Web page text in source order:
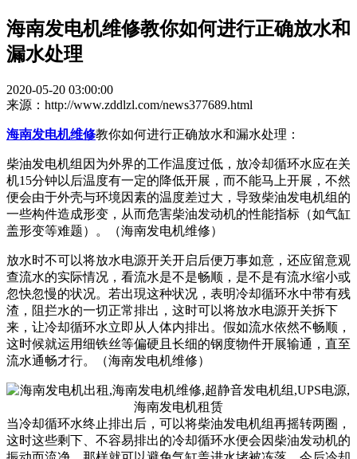
海南发电机维修教你如何进行正确放水和
漏水处理
2020-05-20 03:00:00
来源：http://www.zddlzl.com/news377689.html
海南发电机维修教你如何进行正确放水和漏水处理：
柴油发电机组因为外界的工作温度过低，放冷却循环水应在关
机15分钟以后温度有一定的降低开展，而不能马上开展，不然
便会由于外壳与环境因素的温度差过大，导致柴油发电机组的
一些构件造成形变，从而危害柴油发动机的性能指标（如气缸
盖形变等难题）。（海南发电机维修）
放水时不可以将放水电源开关开启后便万事如意，还应留意观
查流水的实际情况，看流水是不是畅顺，是不是有流水缩小或
忽快忽慢的状况。若出現这种状况，表明冷却循环水中带有残
渣，阻拦水的一切正常排出，这时可以将放水电源开关拆下
来，让冷却循环水立即从人体内排出。假如流水依然不畅顺，
这时候就运用细铁丝等偏硬且长细的钢度物件开展输通，直至
流水通畅才行。（海南发电机维修）
当冷却循环水终止排出后，可以将柴油发电机组再摇转两圈，
这时这些剩下、不容易排出的冷却循环水便会因柴油发动机的